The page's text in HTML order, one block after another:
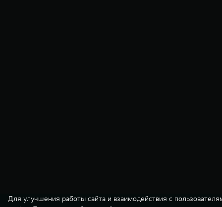
Для улучшения работы сайта и взаимодействия с